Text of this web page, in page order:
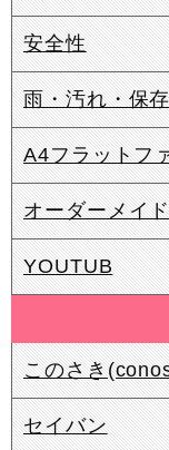
安全性
雨・汚れ・保
A4フラットフ
オーダーメイ
YOUTUB
このさき
セイバン